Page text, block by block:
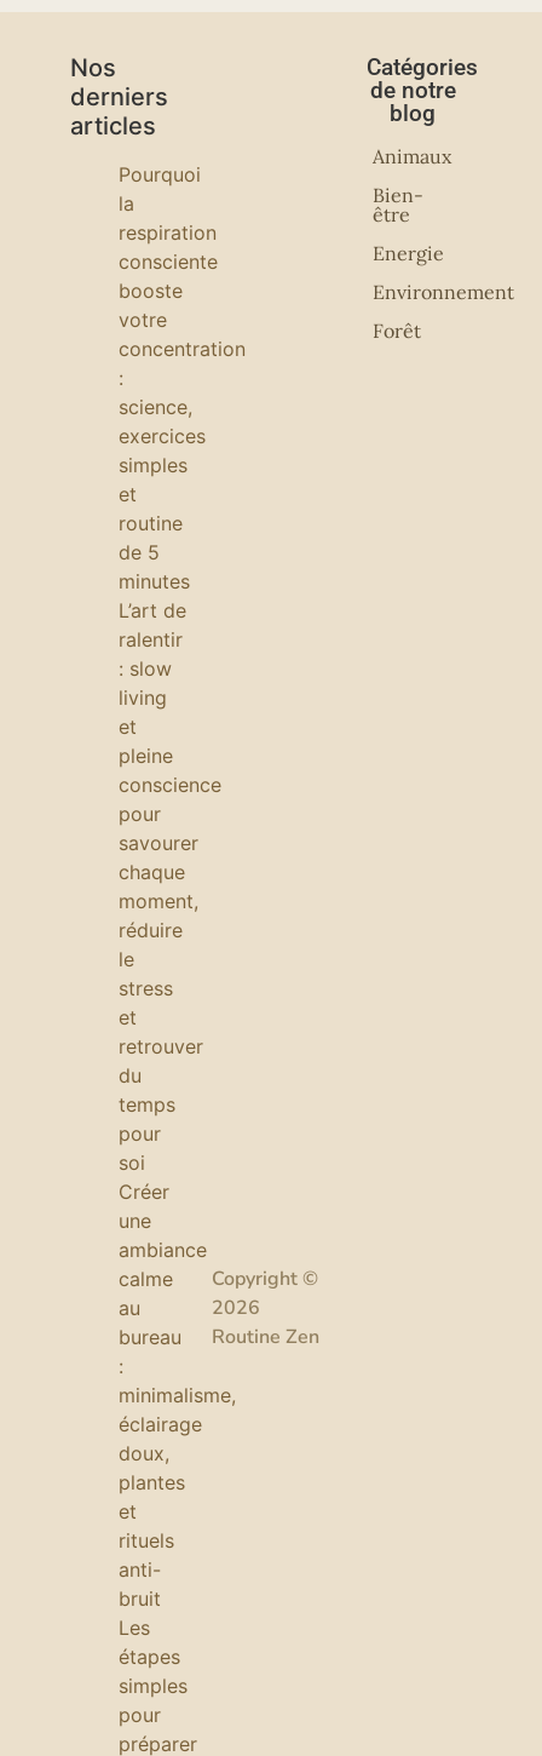
Nos
derniers
articles
Pourquoi
la
respiration
consciente
booste
votre
concentration
:
science,
exercices
simples
et
routine
de 5
minutes
L’art de
ralentir
: slow
living
et
pleine
conscience
pour
savourer
chaque
moment,
réduire
le
stress
et
retrouver
du
temps
pour
soi
Créer
une
ambiance
calme
au
bureau
:
minimalisme,
éclairage
doux,
plantes
et
rituels
anti-
bruit
Les
étapes
simples
pour
préparer
Copyright ©
2026
Routine Zen
Catégories
de notre
blog
Animaux
Bien-
être
Energie
Environnement
Forêt